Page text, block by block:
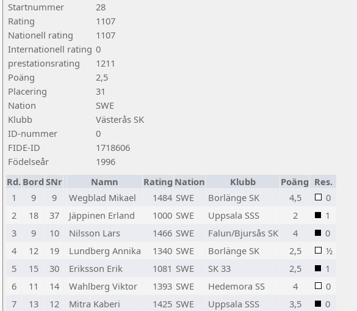
Startnummer
28
Rating
1107
Nationell rating
1107
Internationell rating 0
prestationsrating
1211
Poäng
2,5
Placering
31
Nation
SWE
Klubb
Västerås SK
ID-nummer
0
FIDE-ID
1718606
Födelseår
1996
Rd. Bord SNr Namn Rating Nation Klubb Poäng Res.
1
9 9 Wegblad Mikael 1484 SWE Borlänge SK 4,5
0
2
18 37 Jäppinen Erland 1000 SWE Uppsala SSS 2
1
3
9 10 Nilsson Lars 1466 SWE Falun/Bjursås SK 4
0
4
12 19 Lundberg Annika 1340 SWE Borlänge SK 2,5
½
5
15 30 Eriksson Erik 1081 SWE SK 33 2,5
1
6
11 14 Wahlberg Viktor 1393 SWE Hedemora SS 4
0
7
13 12 Mitra Kaberi 1425 SWE Uppsala SSS 3,5 0